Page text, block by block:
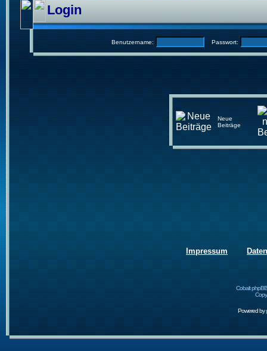
Login
Benutzername: Passwort:
Neue
Beiträge
Impressum
Cobalt
Powered by